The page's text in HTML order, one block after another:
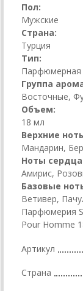
Пол:
Мужские
Страна:
Турция
Тип:
Парфюмерная
Группа
Восточные,
Объем:
18 мл
Верхние
Мандарин,
Ноты
Амирис,
Базовые
Ветивер,
Парфюмерия
Pour Homme
Артикул
Страна